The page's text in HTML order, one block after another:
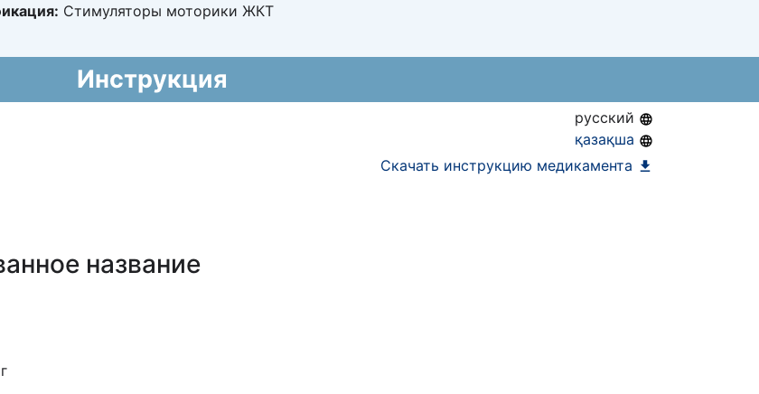
Стимуляторы моторики ЖКТ
Инструкция
русский
қазақша
Скачать инструкцию медикамента
название